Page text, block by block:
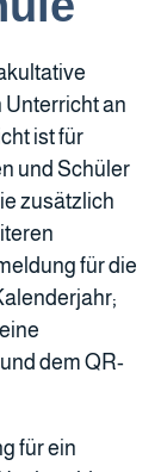
Unterricht an
ist für
und Schüler
zusätzlich
für die
dem QR-
für ein